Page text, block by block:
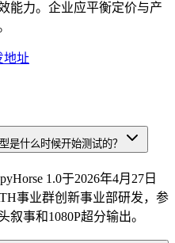
能力。企业应平衡定价与产
地址
是什么时候开始测试的？
1.0于2026年4月27日
事业群创新事业部研发，参
叙事和1080P超分输出。